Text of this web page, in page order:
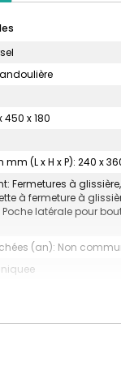
450 x 180
(L x H x P): 240 x
Fermetures à
à fermeture à
latérale pour
(an): Non
grip , 2-4 objectifs